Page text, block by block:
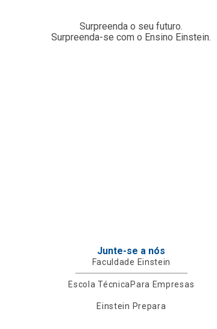
Surpreenda o seu futuro.
Surpreenda-se com o Ensino Einstein.
Junte-se a nós
Faculdade Einstein
Escola TécnicaPara Empresas
Einstein Prepara